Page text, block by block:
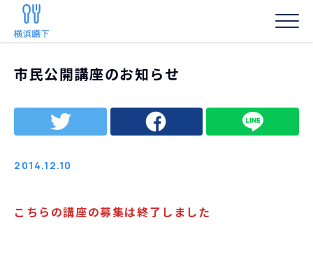
事務局からの
HOME
市民公開講座のお知らせ
2014.12.10
こちらの講座の募集は終了しました